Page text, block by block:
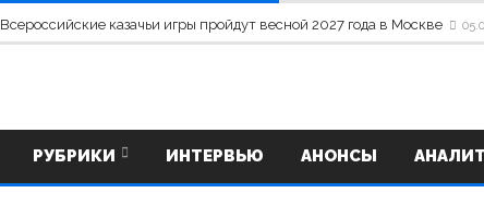
Всероссийские казачьи игры пройдут весной 2027 года в Москве
РУБРИКИ ИНТЕРВЬЮ АНОНСЫ